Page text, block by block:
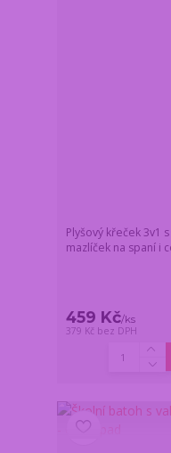
Plyšový křeček 3v1
mazlíček na spaní i
459 Kč/ks
379 Kč bez DPH